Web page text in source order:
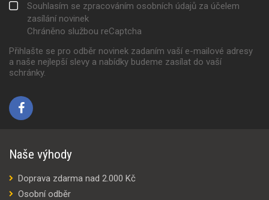
Souhlasím se zpracováním osobních údajů za účelem
zasílání novinek
Chráněno službou reCaptcha
Přihlašte se pro odběr novinek zadaním vaší e-mailové adresy
a naše nejlepší slevy a nabídky budeme zasílat do vaší
schránky.
Naše výhody
Doprava zdarma nad 2.000 Kč
Osobní odběr